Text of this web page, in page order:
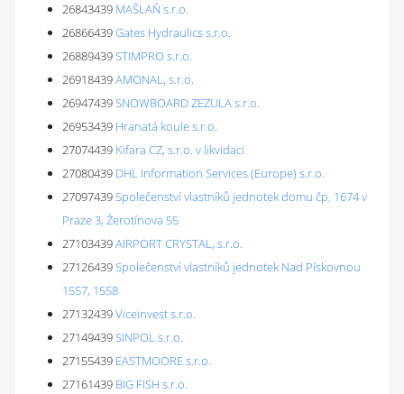
26843439 MAŠLAŇ s.r.o.
26866439Gates Hydraulics s.r.o.
26889439STIMPRO s.r.o.
26918439AMONAL, s.r.o.
26947439SNOWBOARD ZEZULA s.r.o.
26953439 Hranatá koule s.r.o.
27074439 Kifara CZ, s.r.o. v likvidaci
27080439 DHL Information Services (Europe) s.r.o.
27097439Společenství vlastníků jednotek domu čp. 1674 v
Praze 3, Žerotínova 55
27103439AIRPORT CRYSTAL, s.r.o.
27126439Společenství vlastníků jednotek Nad Pískovnou
1557, 1558
27132439Viceinvest s.r.o.
27149439SINPOL s.r.o.
27155439 EASTMOORE s.r.o.
27161439 BIG FISH s.r.o.